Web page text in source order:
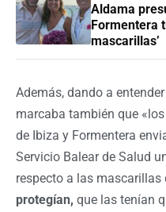
Aldama
Formentera
mascarillas’
Además, dando a
marcaba también que
de Ibiza y Formentera
Servicio Balear de Salud
respecto a las mascarillas
protegían, que las tenían